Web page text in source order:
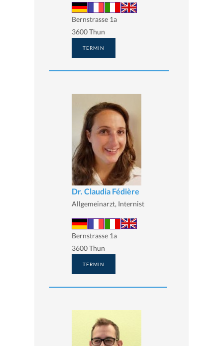
Bernstrasse 1a
3600 Thun
TERMIN
Dr. Claudia Fédière
Allgemeinarzt, Internist
Bernstrasse 1a
3600 Thun
TERMIN